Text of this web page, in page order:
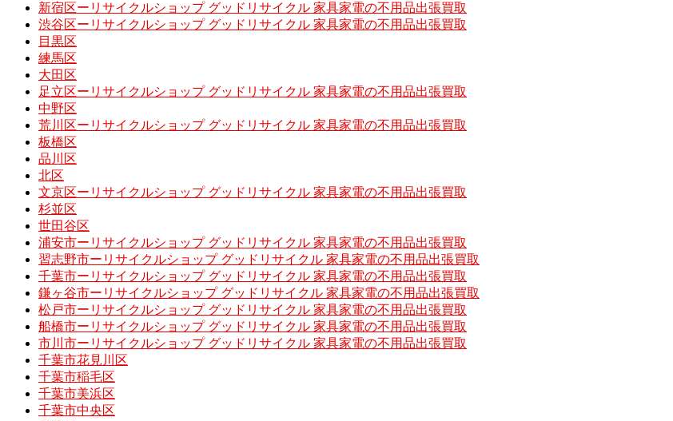
新宿区ーリサイクルショップ グッドリサイクル 家具家電の不用品出張買取
渋谷区ーリサイクルショップ グッドリサイクル 家具家電の不用品出張買取
目黒区
練馬区
大田区
足立区ーリサイクルショップ グッドリサイクル 家具家電の不用品出張買取
中野区
荒川区ーリサイクルショップ グッドリサイクル 家具家電の不用品出張買取
板橋区
品川区
北区
文京区ーリサイクルショップ グッドリサイクル 家具家電の不用品出張買取
杉並区
世田谷区
浦安市ーリサイクルショップ グッドリサイクル 家具家電の不用品出張買取
習志野市ーリサイクルショップ グッドリサイクル 家具家電の不用品出張買取
千葉市ーリサイクルショップ グッドリサイクル 家具家電の不用品出張買取
鎌ヶ谷市ーリサイクルショップ グッドリサイクル 家具家電の不用品出張買取
松戸市ーリサイクルショップ グッドリサイクル 家具家電の不用品出張買取
船橋市ーリサイクルショップ グッドリサイクル 家具家電の不用品出張買取
市川市ーリサイクルショップ グッドリサイクル 家具家電の不用品出張買取
千葉市花見川区
千葉市稲毛区
千葉市美浜区
千葉市中央区